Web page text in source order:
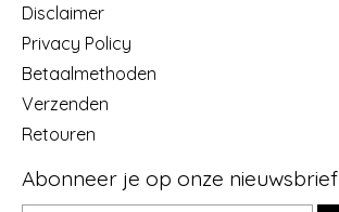
Disclaimer
Privacy Policy
Betaalmethoden
Verzenden
Retouren
Abonneer je op onze nieuwsbrief